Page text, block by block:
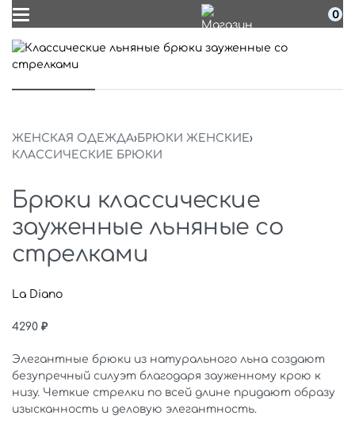
0
ЖЕНСКАЯ ОДЕЖДА›БРЮКИ ЖЕНСКИЕ›
КЛАССИЧЕСКИЕ БРЮКИ
Брюки классические
зауженные льняные со
стрелками
La Diano
4290 ₽
Элегантные брюки из натурального льна создают
безупречный силуэт благодаря зауженному крою к
низу. Четкие стрелки по всей длине придают образу
изысканность и деловую элегантность.